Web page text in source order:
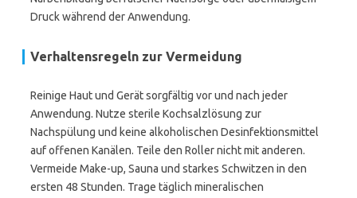
Druck während der Anwendung.
Verhaltensregeln zur Vermeidung
Reinige Haut und Gerät sorgfältig vor und nach jeder
Anwendung. Nutze sterile Kochsalzlösung zur
Nachspülung und keine alkoholischen Desinfektionsmittel
auf offenen Kanälen. Teile den Roller nicht mit anderen.
Vermeide Make-up, Sauna und starkes Schwitzen in den
ersten 48 Stunden. Trage täglich mineralischen